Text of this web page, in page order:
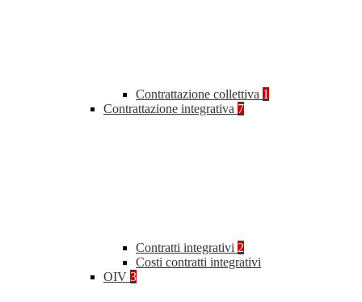
Contrattazione collettiva 1
Contrattazione integrativa 7
Contratti integrativi 2
Costi contratti integrativi
OIV 3